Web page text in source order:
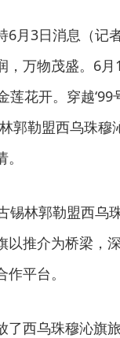
6月3日消息（记
，万物茂盛。6
莲花开。穿越
郭勒盟西乌珠
锡林郭勒盟西乌
以推介为桥梁，
平台。
了西乌珠穆沁旗